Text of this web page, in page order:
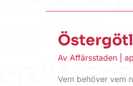
Av Affärsstaden
Vem behöver vem